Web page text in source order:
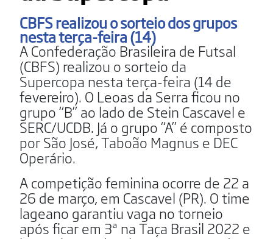
CBFS realizou o sorteio dos grupos
nesta terça-feira (14)
A Confederação Brasileira de Futsal
(CBFS) realizou o sorteio da
Supercopa nesta terça-feira (14 de
fevereiro). O Leoas da Serra ficou no
grupo “B” ao lado de Stein Cascavel e
SERC/UCDB. Já o grupo “A” é composto
por São José, Taboão Magnus e DEC
Operário.
A competição feminina ocorre de 22 a
26 de março, em Cascavel (PR). O time
lageano garantiu vaga no torneio
após ficar em 3ª na Taça Brasil 2022 e